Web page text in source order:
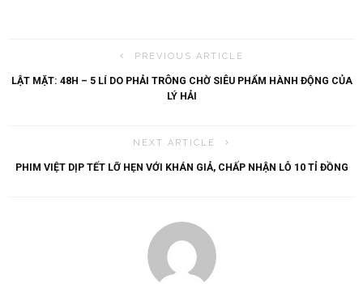
PREVIOUS ARTICLE
LẬT MẶT: 48H – 5 LÍ DO PHẢI TRÔNG CHỜ SIÊU PHẨM HÀNH ĐỘNG CỦA
LÝ HẢI
NEXT ARTICLE
PHIM VIỆT DỊP TẾT LỠ HẸN VỚI KHÁN GIẢ, CHẤP NHẬN LỖ 10 TỈ ĐỒNG